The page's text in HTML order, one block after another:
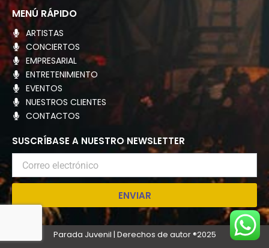
MENÚ RÁPIDO
ARTISTAS
CONCIERTOS
EMPRESARIAL
ENTRETENIMIENTO
EVENTOS
NUESTROS CLIENTES
CONTACTOS
SUSCRÍBASE A NUESTRO NEWSLETTER
electrónico
ENVIAR
Parada Juvenil | Derechos de autor ®2025